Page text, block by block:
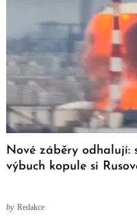
Nové záběry odhalují:
výbuch kopule si
by Redakce